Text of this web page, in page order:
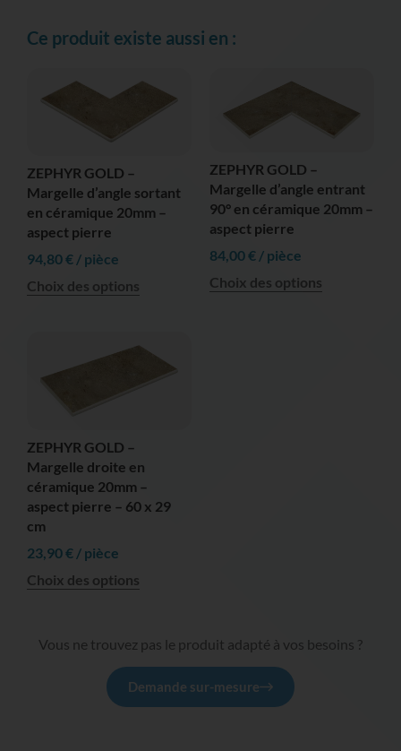
Ce produit existe aussi en :
ZEPHYR GOLD –
Margelle d’angle sortant
en céramique 20mm –
aspect pierre
94,80€ / pièce
Choix des options
ZEPHYR GOLD –
Margelle d’angle entrant
90° en céramique 20mm –
aspect pierre
84,00€ / pièce
Choix des options
ZEPHYR GOLD –
Margelle droite en
céramique 20mm –
aspect pierre – 60 x 29
cm
23,90€ / pièce
Choix des options
Vous ne trouvez pas le produit adapté à vos besoins ?
Demande sur-mesure